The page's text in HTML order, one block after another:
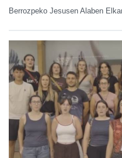
Berrozpeko Jesusen Alaben